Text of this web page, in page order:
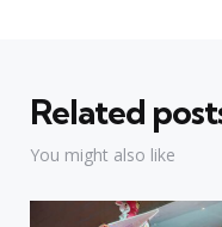
Related
You might also like